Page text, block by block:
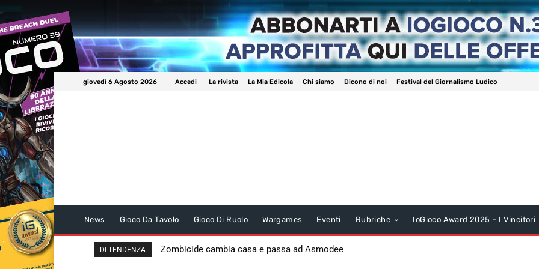
giovedì 6 Agosto 2026 Accedi La rivista La Mia Edicola Chi siamo Dicono di noi Festival del Giornalismo Ludico
News Gioco Da Tavolo Gioco Di Ruolo Wargames Eventi Rubriche IoGioco Award 2025 – I Vincitori
DI TENDENZA Zombicide cambia casa e passa ad Asmodee